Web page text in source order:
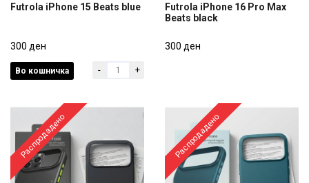
300 ден
Futrola iPhone 15 Beats blue
300 ден
Во кошничка - +
Beats black
Futrola iPhone 16 Pro Max
Beats black
300 ден
Распродадено Распродадено